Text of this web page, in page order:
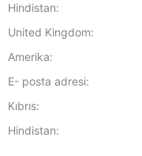
Hindistan:
United Kingdom:
Amerika:
E- posta adresi:
Kıbrıs:
Hindistan: